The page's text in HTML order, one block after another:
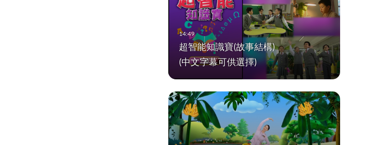
超智能知識寶(故事結構)
(中文字幕可供選擇)